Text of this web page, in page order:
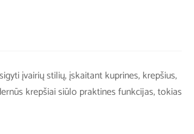
įvairių stilių, įskaitant kuprines, krepšius,
krepšiai siūlo praktines funkcijas, tokias